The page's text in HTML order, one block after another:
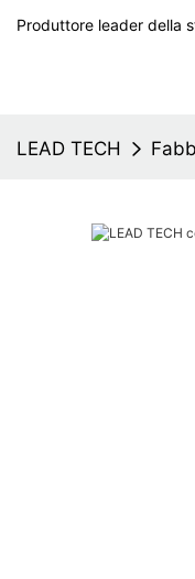
Produttore leader della
LEAD TECH